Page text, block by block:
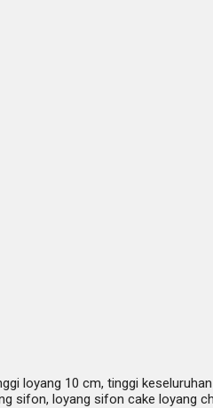
loyang 10 cm, tinggi
sifon, loyang sifon cake loyang